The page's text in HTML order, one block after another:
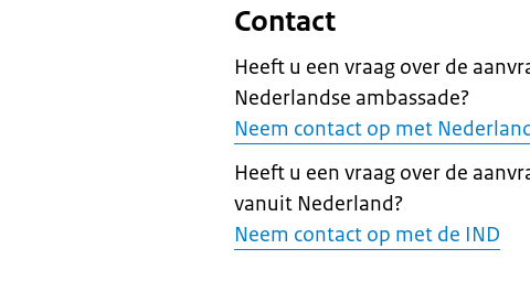
Contact
Heeft u een vraag over de
Nederlandse ambassade?
Neem contact op met
Heeft u een vraag over de
vanuit Nederland?
Neem contact op met de IND